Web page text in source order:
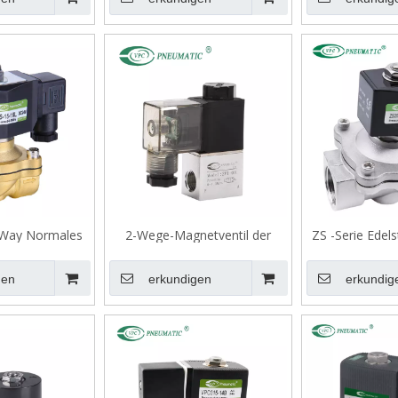
Normales
2-Wege-Magnetventil der
erkundigen
ZS -Serie